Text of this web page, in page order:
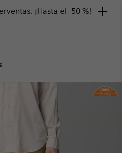
¡Hasta el -50 %!